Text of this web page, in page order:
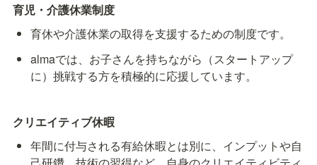
育児・介護休業制度
育休や介護休業の取得を支援するための制度です。
almaでは、お子さんを持ちながら（スタートアップ
に）挑戦する方を積極的に応援しています。
クリエイティブ休暇
年間に付与される有給休暇とは別に、インプットや自